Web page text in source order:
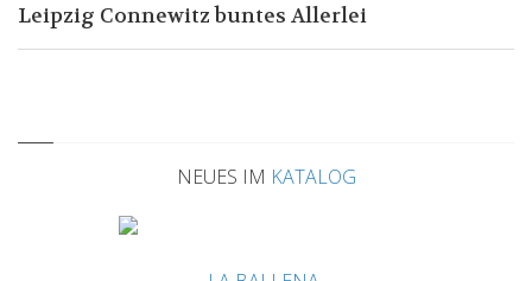
Leipzig Connewitz buntes Allerlei
NEUES IM KATALOG